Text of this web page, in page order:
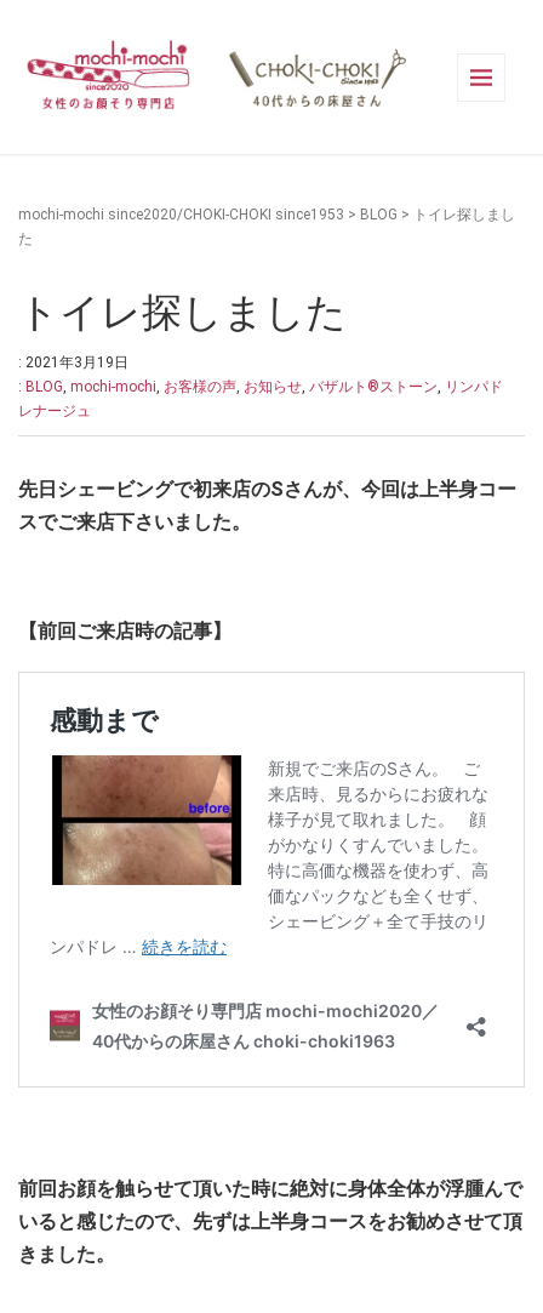
mochi-mochi since2020/CHOKI-CHOKI since1953 > BLOG > トイレ探しまし
た
トイレ探しました
: 2021年3月19日
: BLOG, mochi-mochi, お客様の声, お知らせ, バザルト®ストーン, リンパド
レナージュ
先日シェービングで初来店のSさんが、今回は上半身コー
スでご来店下さいました。
【前回ご来店時の記事】
前回お顔を触らせて頂いた時に絶対に身体全体が浮腫んで
いると感じたので、先ずは上半身コースをお勧めさせて頂
きました。